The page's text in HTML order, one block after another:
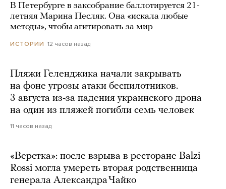
В Петербурге в заксобрание баллотируется 21-
летняя Марина Песляк. Она «искала любые
методы», чтобы агитировать за мир
ИСТОРИИ 12 часов назад
Пляжи Геленджика начали закрывать
на фоне угрозы атаки беспилотников.
3 августа из-за падения украинского дрона
на один из пляжей погибли семь человек
11 часов назад
«Верстка»: после взрыва в ресторане Balzi
Rossi могла умереть вторая родственница
генерала Александра Чайко